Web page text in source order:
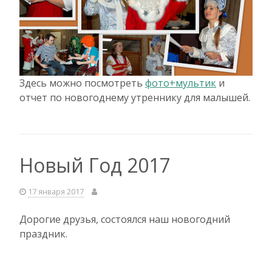
Здесь можно посмотреть фото+мультик и
отчет по новогоднему утреннику для малышей.
Новый Год 2017
17 января 2017
Дорогие друзья, состоялся наш новогодний
праздник.